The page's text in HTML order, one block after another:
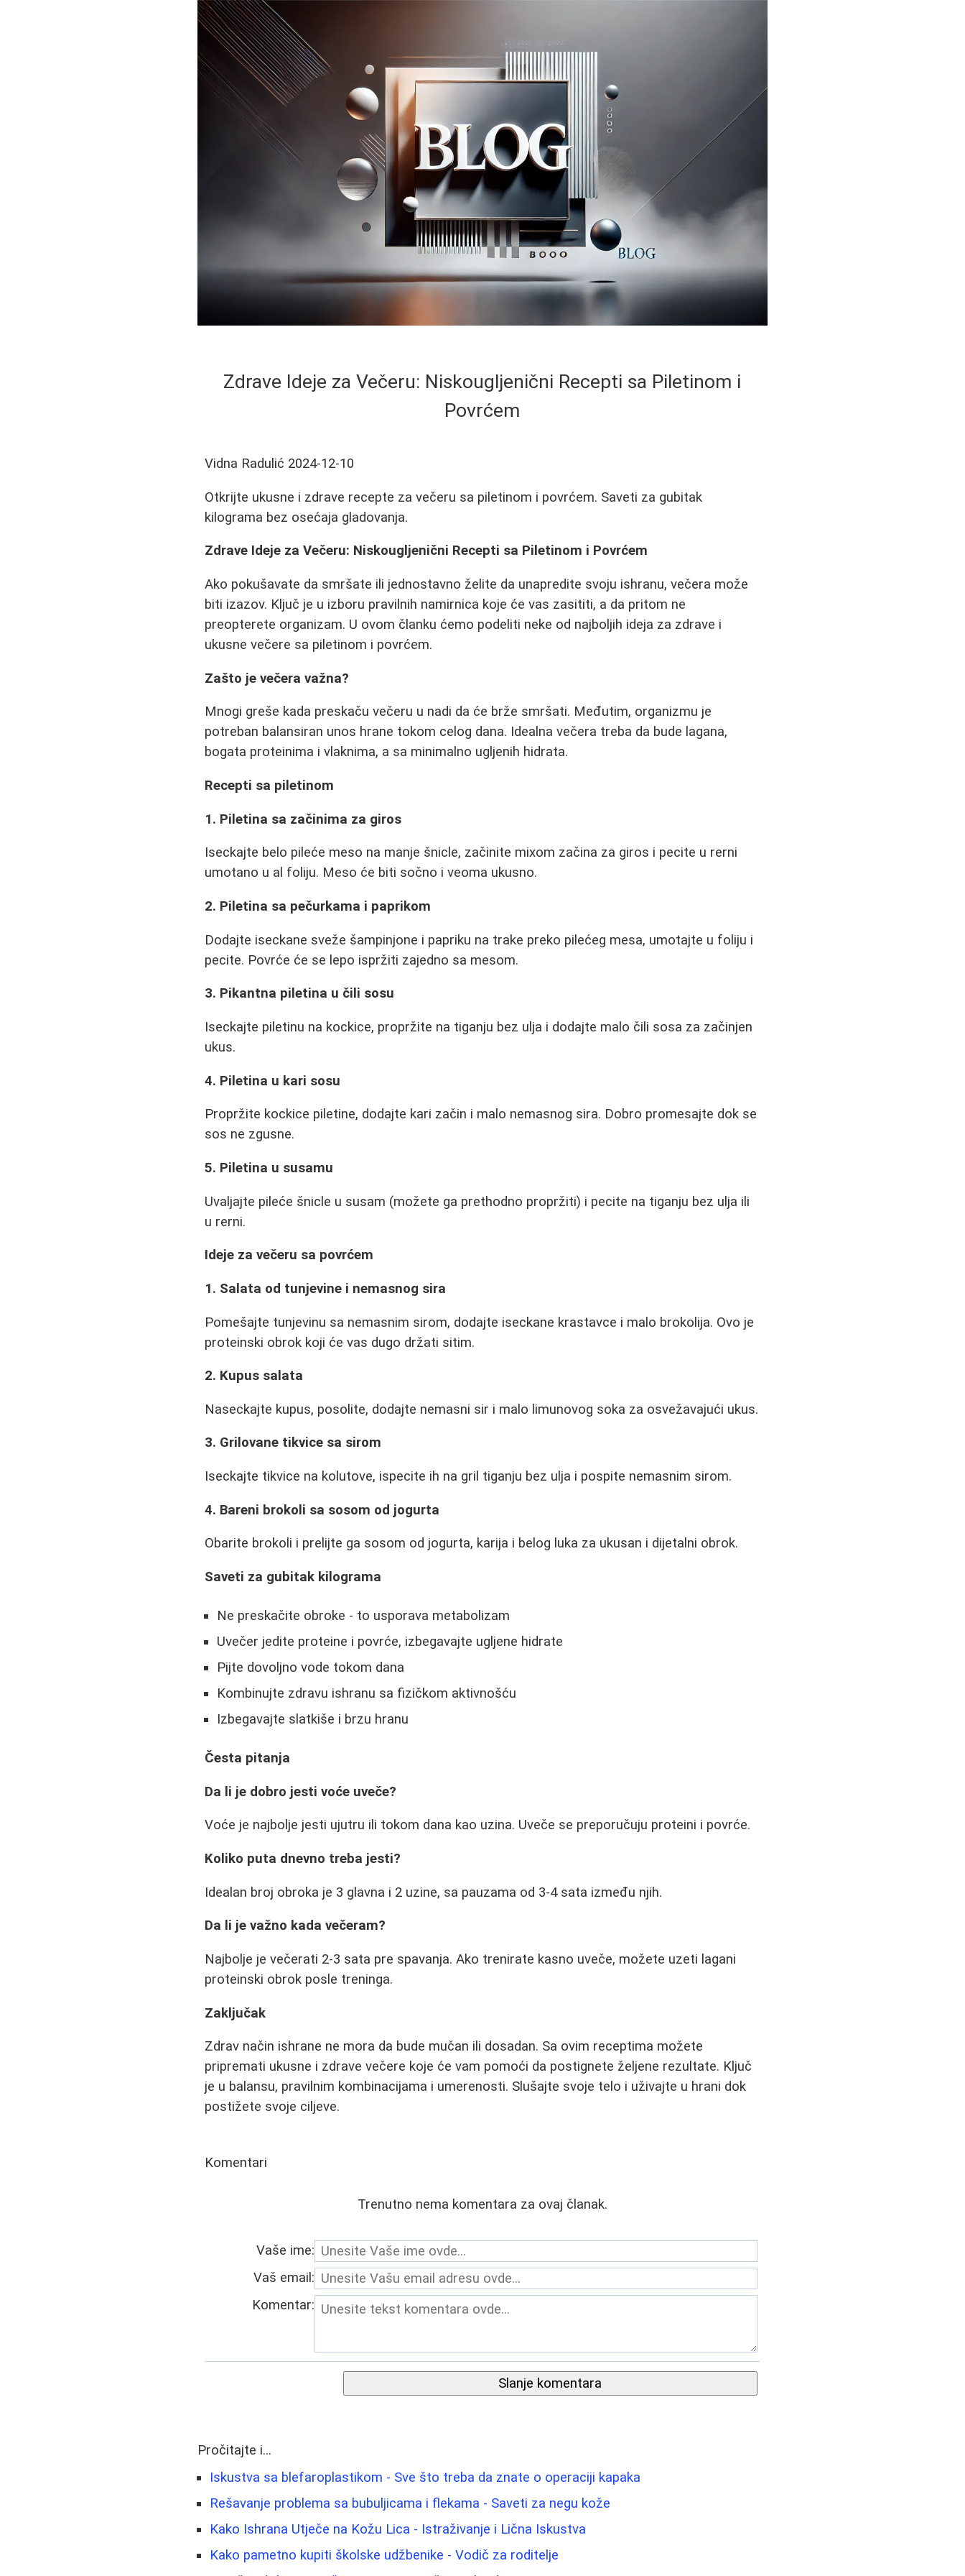
Zdrave Ideje za Večeru: Niskougljenični Recepti sa Piletinom i
Povrćem
Vidna Radulić 2024-12-10
Otkrijte ukusne i zdrave recepte za večeru sa piletinom i povrćem. Saveti za gubitak
kilograma bez osećaja gladovanja.
Zdrave Ideje za Večeru: Niskougljenični Recepti sa Piletinom i Povrćem
Ako pokušavate da smršate ili jednostavno želite da unapredite svoju ishranu, večera može
biti izazov. Ključ je u izboru pravilnih namirnica koje će vas zasititi, a da pritom ne
preopterete organizam. U ovom članku ćemo podeliti neke od najboljih ideja za zdrave i
ukusne večere sa piletinom i povrćem.
Zašto je večera važna?
Mnogi greše kada preskaču večeru u nadi da će brže smršati. Međutim, organizmu je
potreban balansiran unos hrane tokom celog dana. Idealna večera treba da bude lagana,
bogata proteinima i vlaknima, a sa minimalno ugljenih hidrata.
Recepti sa piletinom
1. Piletina sa začinima za giros
Iseckajte belo pileće meso na manje šnicle, začinite mixom začina za giros i pecite u rerni
umotano u al foliju. Meso će biti sočno i veoma ukusno.
2. Piletina sa pečurkama i paprikom
Dodajte iseckane sveže šampinjone i papriku na trake preko pilećeg mesa, umotajte u foliju i
pecite. Povrće će se lepo ispržiti zajedno sa mesom.
3. Pikantna piletina u čili sosu
Iseckajte piletinu na kockice, propržite na tiganju bez ulja i dodajte malo čili sosa za začinjen
ukus.
4. Piletina u kari sosu
Propržite kockice piletine, dodajte kari začin i malo nemasnog sira. Dobro promesajte dok se
sos ne zgusne.
5. Piletina u susamu
Uvaljajte pileće šnicle u susam (možete ga prethodno propržiti) i pecite na tiganju bez ulja ili
u rerni.
Ideje za večeru sa povrćem
1. Salata od tunjevine i nemasnog sira
Pomešajte tunjevinu sa nemasnim sirom, dodajte iseckane krastavce i malo brokolija. Ovo je
proteinski obrok koji će vas dugo držati sitim.
2. Kupus salata
Naseckajte kupus, posolite, dodajte nemasni sir i malo limunovog soka za osvežavajući ukus.
3. Grilovane tikvice sa sirom
Iseckajte tikvice na kolutove, ispecite ih na gril tiganju bez ulja i pospite nemasnim sirom.
4. Bareni brokoli sa sosom od jogurta
Obarite brokoli i prelijte ga sosom od jogurta, karija i belog luka za ukusan i dijetalni obrok.
Saveti za gubitak kilograma
Ne preskačite obroke - to usporava metabolizam
Uvečer jedite proteine i povrće, izbegavajte ugljene hidrate
Pijte dovoljno vode tokom dana
Kombinujte zdravu ishranu sa fizičkom aktivnošću
Izbegavajte slatkiše i brzu hranu
Česta pitanja
Da li je dobro jesti voće uveče?
Voće je najbolje jesti ujutru ili tokom dana kao uzina. Uveče se preporučuju proteini i povrće.
Koliko puta dnevno treba jesti?
Idealan broj obroka je 3 glavna i 2 uzine, sa pauzama od 3-4 sata između njih.
Da li je važno kada večeram?
Najbolje je večerati 2-3 sata pre spavanja. Ako trenirate kasno uveče, možete uzeti lagani
proteinski obrok posle treninga.
Zaključak
Zdrav način ishrane ne mora da bude mučan ili dosadan. Sa ovim receptima možete
pripremati ukusne i zdrave večere koje će vam pomoći da postignete željene rezultate. Ključ
je u balansu, pravilnim kombinacijama i umerenosti. Slušajte svoje telo i uživajte u hrani dok
postižete svoje ciljeve.
Komentari
Trenutno nema komentara za ovaj članak.
Vaše ime:
Vaš email:
Komentar:
Slanje komentara
Pročitajte i...
Iskustva sa blefaroplastikom - Sve što treba da znate o operaciji kapaka
Rešavanje problema sa bubuljicama i flekama - Saveti za negu kože
Kako Ishrana Utječe na Kožu Lica - Istraživanje i Lična Iskustva
Kako pametno kupiti školske udžbenike - Vodič za roditelje